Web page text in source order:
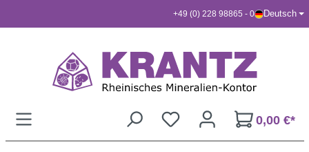
+49 (0) 228 98865 - 0 Deutsch
0,00 €*